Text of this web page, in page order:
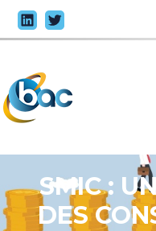
Aller
au
SMIC :
DES